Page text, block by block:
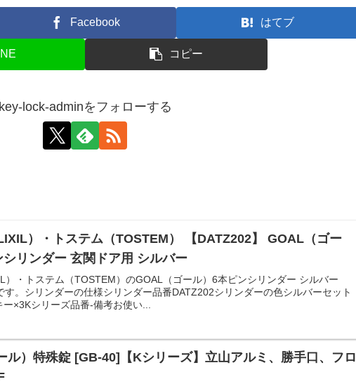
Facebook はてブ
コピー
key-lock-adminをフォローする
）・トステム（TOSTEM） 【DATZ202】 GOAL（ゴー
リンダー 玄関ドア用 シルバー
）・トステム（TOSTEM）のGOAL（ゴール）6本ピンシリンダー シルバー
す。シリンダーの仕様シリンダー品番DATZ202シリンダーの色シルバーセット
ー×3Kシリーズ品番-備考お使い...
ル）特殊錠 [GB-40]【Kシリーズ】立山アルミ、勝手口、フロ